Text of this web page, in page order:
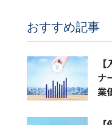
おすすめ記事
ナ
業